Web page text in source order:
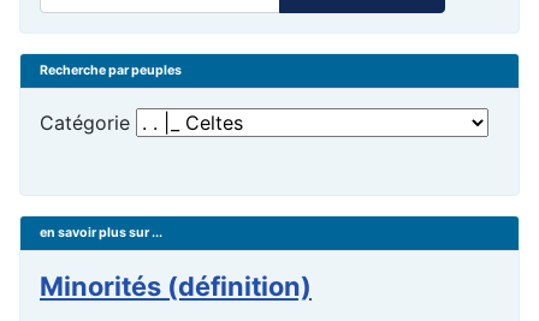
Recherche par peuples
Catégorie
en savoir plus sur ...
Minorités (définition)